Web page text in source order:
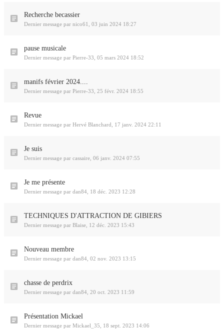
Recherche becassier
Dernier message par nico61 03 juin 2024 18:27
pause musicale
Dernier message par Pierre-33 05 mars 2024 18:52
manifs février 2024....
Dernier message par Pierre-33 25 févr. 2024 18:55
Revue
Dernier message par Hervé Blanchard 17 janv. 2024 22:11
Je suis
Dernier message par cassaire 06 janv. 2024 07:55
Je me présente
Dernier message par dan84 18 déc. 2023 12:28
TECHNIQUES D'ATTRACTION DE GIBIERS
Dernier message par Blaise 12 déc. 2023 15:43
Nouveau membre
Dernier message par dan84 02 nov. 2023 13:15
chasse de perdrix
Dernier message par dan84 20 oct. 2023 11:59
Présentation Mickael
Dernier message par Mickael_35 18 sept. 2023 14:06